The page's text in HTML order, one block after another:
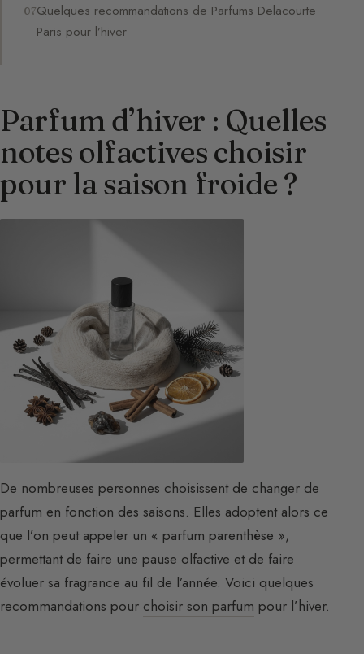
Quelques recommandations de Parfums Delacourte
Paris pour l’hiver
Parfum d’hiver : Quelles
notes olfactives choisir
pour la saison froide ?
De nombreuses personnes choisissent de changer de
parfum en fonction des saisons. Elles adoptent alors ce
que l’on peut appeler un « parfum parenthèse »,
permettant de faire une pause olfactive et de faire
évoluer sa fragrance au fil de l’année. Voici quelques
recommandations pour choisir son parfum pour l’hiver.